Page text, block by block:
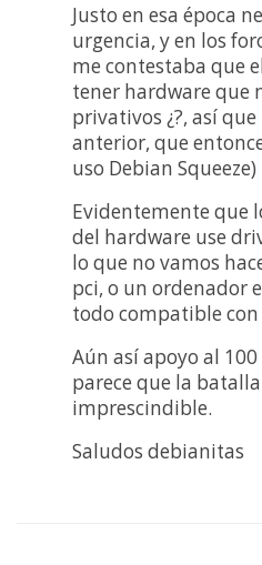
Justo en esa época
urgencia, y en los
me contestaba que
tener hardware que
privativos ¿?, así
anterior, que
uso Debian Squeeze)
Evidentemente que
del hardware use
lo que no vamos
pci, o un ordenador
todo compatible
Aún así apoyo al 100
parece que la
imprescindible.
Saludos debianitas